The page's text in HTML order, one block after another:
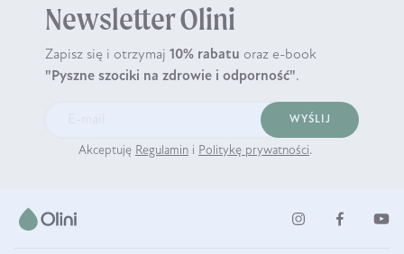
Newsletter Olini
Zapisz się i otrzymaj 10% rabatu oraz e-book
"Pyszne szociki na zdrowie i odporność".
WYŚLIJ
Akceptuję Regulamin i Politykę prywatności.